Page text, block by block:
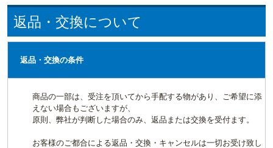
返品・交換について
返品・交換の条件
商品の一部は、受注を頂いてから手配する物があり、ご希望に添
えない場合もございますが、
原則、弊社が判断した場合のみ、返品または交換を受付ます。
お客様のご都合による返品・交換・キャンセルは一切お受け致し